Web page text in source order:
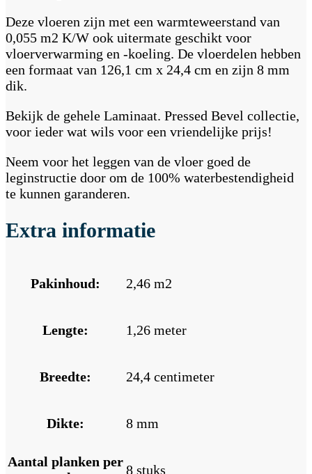
Deze vloeren zijn met een warmteweerstand van
0,055 m2 K/W ook uitermate geschikt voor
vloerverwarming en -koeling. De vloerdelen hebben
een formaat van 126,1 cm x 24,4 cm en zijn 8 mm
dik.
Bekijk de gehele Laminaat. Pressed Bevel collectie,
voor ieder wat wils voor een vriendelijke prijs!
Neem voor het leggen van de vloer goed de
leginstructie door om de 100% waterbestendigheid
te kunnen garanderen.
Extra informatie
Pakinhoud: 2,46 m2
Lengte: 1,26 meter
Breedte: 24,4 centimeter
Dikte: 8 mm
Aantal planken per
8 stuks